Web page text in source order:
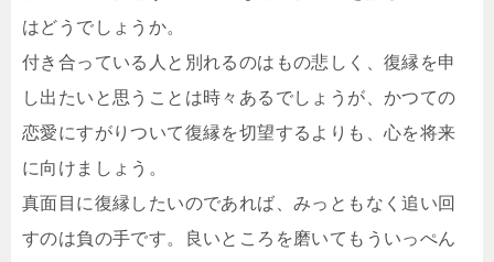
はどうでしょうか。
付き合っている人と別れるのはもの悲しく、復縁を申
し出たいと思うことは時々あるでしょうが、かつての
恋愛にすがりついて復縁を切望するよりも、心を将来
に向けましょう。
真面目に復縁したいのであれば、みっともなく追い回
すのは負の手です。良いところを磨いてもういっぺん